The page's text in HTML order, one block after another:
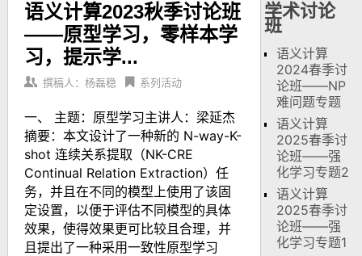
语义计算2023秋季讨论班
——原型学习，零样本学
习，提示学...
撰稿人：杨磊稳 系列活动
一、 主题：原型学习主讲人：梁延杰
摘要：本文设计了一种新的 N-way-K-
shot 连续关系提取（NK-CRE
Continual Relation Extraction）任
务，并且在不同的模型上使用了该固
定设置，以便于评估不同模型的具体
效果，使得效果更可比较且合理，并
且提出了一种采用一致性原型学习
学术讨论
班
语义计算
2024春季讨
论班——NP
难问题专题
语义计算
2025春季讨
论班——强
化学习专题2
语义计算
2025春季讨
论班——强
化学习专题1